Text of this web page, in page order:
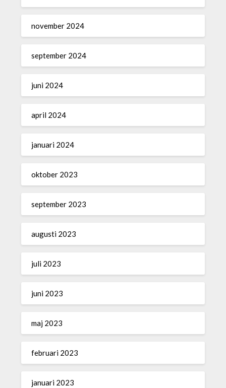
november 2024
september 2024
juni 2024
april 2024
januari 2024
oktober 2023
september 2023
augusti 2023
juli 2023
juni 2023
maj 2023
februari 2023
januari 2023